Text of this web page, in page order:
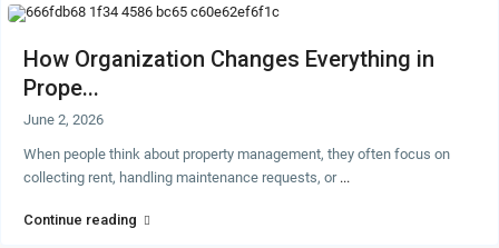
How Organization Changes Everything in
Prope...
June 2, 2026
When people think about property management, they often focus on
collecting rent, handling maintenance requests, or ...
Continue reading